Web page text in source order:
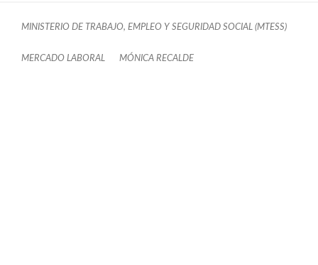
MINISTERIO DE TRABAJO, EMPLEO Y SEGURIDAD SOCIAL (MTESS)
MERCADO LABORAL MÓNICA RECALDE